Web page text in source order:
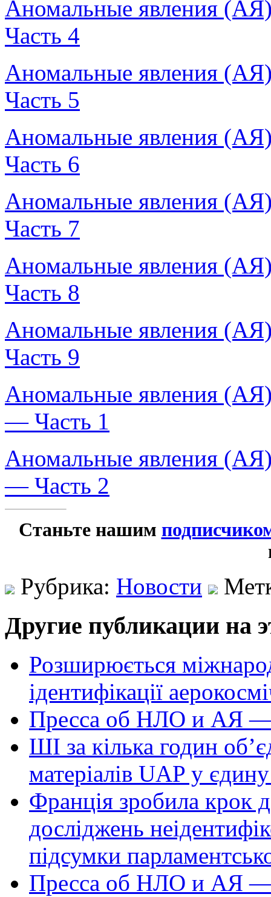
Аномальные явления
Часть 4
Аномальные явления
Часть 5
Аномальные явления
Часть 6
Аномальные явления
Часть 7
Аномальные явления
Часть 8
Аномальные явления
Часть 9
Аномальные явления
— Часть 1
Аномальные явления
— Часть 2
Станьте нашим
Рубрика: Новости
Другие публикации на
Розширюється
ідентифікації
Пресса об НЛО и АЯ —
ШІ за кілька годин
матеріалів UAP у
Франція зробила крок
досліджень
підсумки
Пресса об НЛО и АЯ —